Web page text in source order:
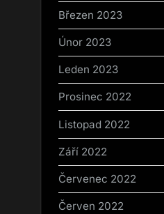
Březen 2023
Únor 2023
Leden 2023
Prosinec 2022
Listopad 2022
Září 2022
Červenec 2022
Červen 2022